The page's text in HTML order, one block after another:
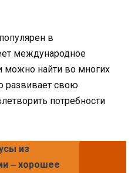
в
международное
можно найти во многих
развивает свою
потребности
из
‒ хорошее